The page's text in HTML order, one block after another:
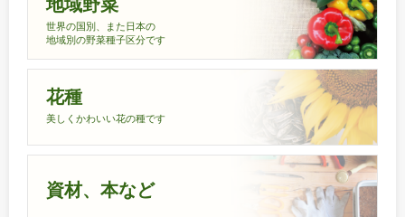
地域野菜
世界の国別、また日本の
地域別の野菜種子区分です
花種
美しくかわいい花の種です
資材、本など